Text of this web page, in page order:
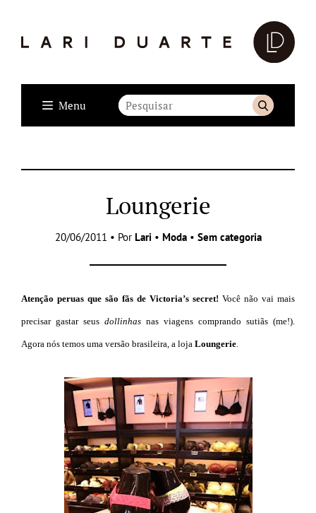
Menu
Loungerie
20/06/2011 • Por Lari • Moda• Sem categoria
Atenção peruas que são fãs de Victoria’s secret! Você não vai mais
precisar gastar seus dollinhas nas viagens comprando sutiãs (me!).
Agora nós temos uma versão brasileira, a loja Loungerie